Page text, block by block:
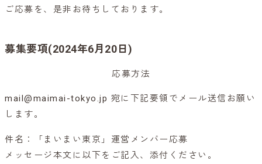
ご応募を、是非お待ちしております。
募集要項(2024年6月20日)
応募方法
mail@maimai-tokyo.jp 宛に下記要領でメール送信お願い
します。
件名：「まいまい東京」運営メンバー応募
メッセージ本文に以下をご記入、添付ください。